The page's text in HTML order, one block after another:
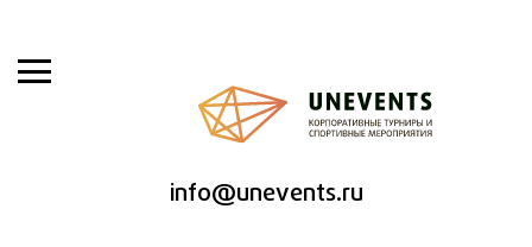
info@unevents.ru